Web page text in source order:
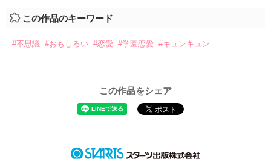
この作品のキーワード
#不思議 #おもしろい #恋愛 #学園恋愛 #キュンキュン
この作品をシェア